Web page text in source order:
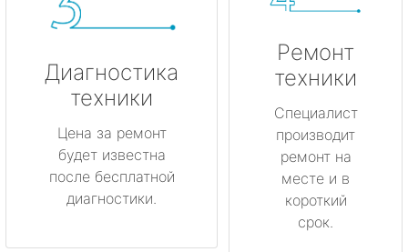
Диагностика
техники
Цена за ремонт
будет известна
после бесплатной
диагностики.
Ремонт
техники
Специалист
производит
ремонт на
месте и в
короткий
срок.